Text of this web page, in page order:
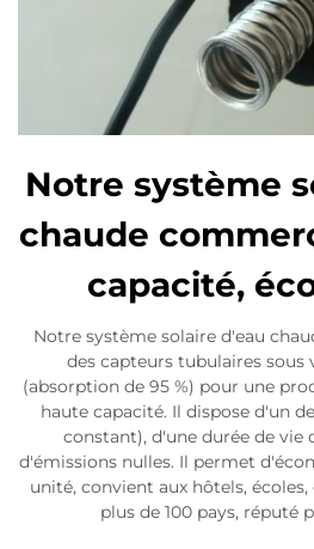
Notre système
chaude
capacité,
Notre système solaire d'eau
des capteurs tubulaires sous
(absorption de 95 %) pour une
haute capacité. Il dispose d'un
constant), d'une durée de vie
d'émissions nulles. Il permet
unité, convient aux hôtels,
plus de 100 pays, réputé